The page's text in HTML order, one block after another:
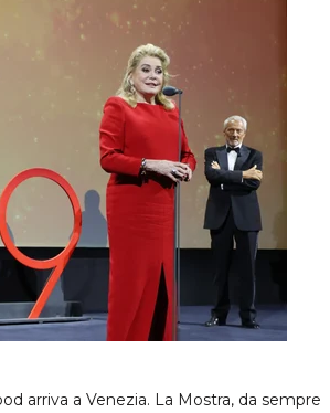
arriva a Venezia. La Mostra, da sempre